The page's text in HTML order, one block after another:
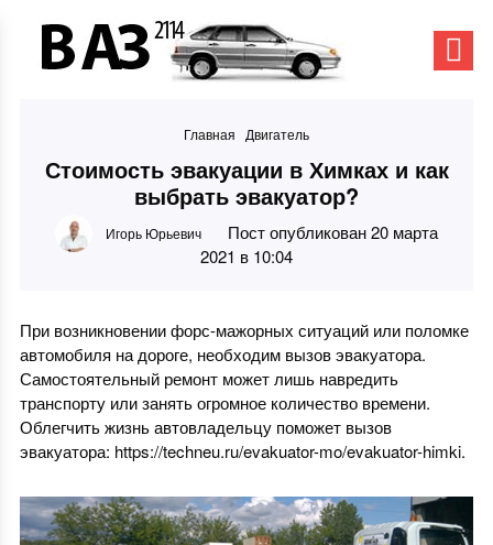
Главная Двигатель
Стоимость эвакуации в Химках и как
выбрать эвакуатор?
Игорь Юрьевич
Пост опубликован 20 марта
2021 в 10:04
При возникновении форс-мажорных ситуаций или поломке
автомобиля на дороге, необходим вызов эвакуатора.
Самостоятельный ремонт может лишь навредить
транспорту или занять огромное количество времени.
Облегчить жизнь автовладельцу поможет вызов
эвакуатора: https://techneu.ru/evakuator-mo/evakuator-himki.